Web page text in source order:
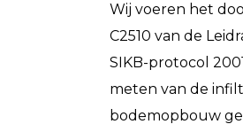
Wij voeren het
C2510 van de
SIKB-protocol
meten van de
bodemopbouw